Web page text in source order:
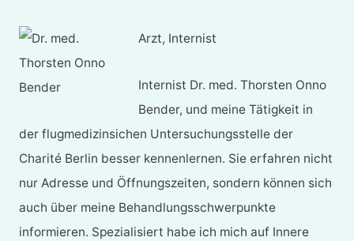
Arzt, Internist
Internist Dr. med. Thorsten Onno
Bender, und meine Tätigkeit in
der flugmedizinsichen Untersuchungsstelle der
Charité Berlin besser kennenlernen. Sie erfahren nicht
nur Adresse und Öffnungszeiten, sondern können sich
auch über meine Behandlungsschwerpunkte
informieren. Spezialisiert habe ich mich auf Innere